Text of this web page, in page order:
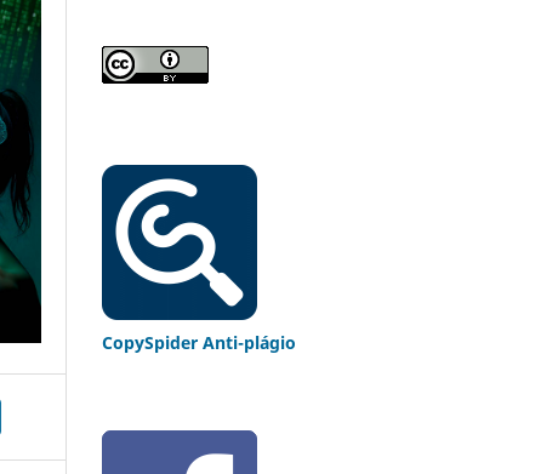
CopySpider Anti-plágio